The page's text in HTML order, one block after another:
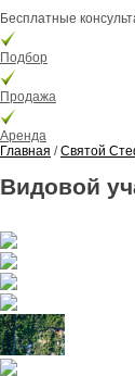
Бесплатные
Подбор
Продажа
Аренда
Главная /Святой
Видовой